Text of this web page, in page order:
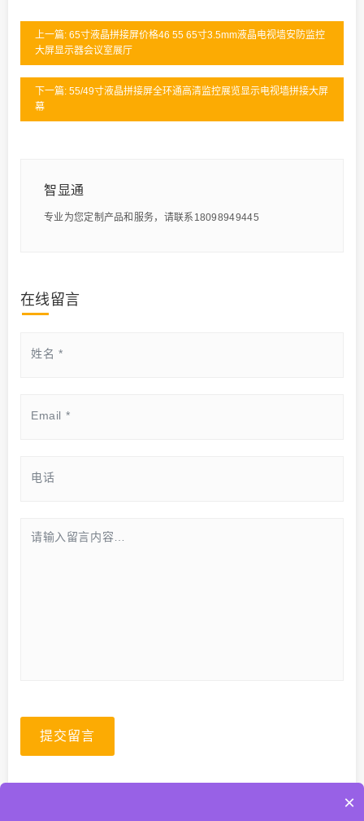
上一篇: 65寸液晶拼接屏价格46 55 65寸3.5mm液晶电视墙安防监控
大屏显示器会议室展厅
下一篇: 55/49寸液晶拼接屏全环通高清监控展览显示电视墙拼接大屏
幕
智显通
专业为您定制产品和服务，请联系18098949445
在线留言
提交留言
×